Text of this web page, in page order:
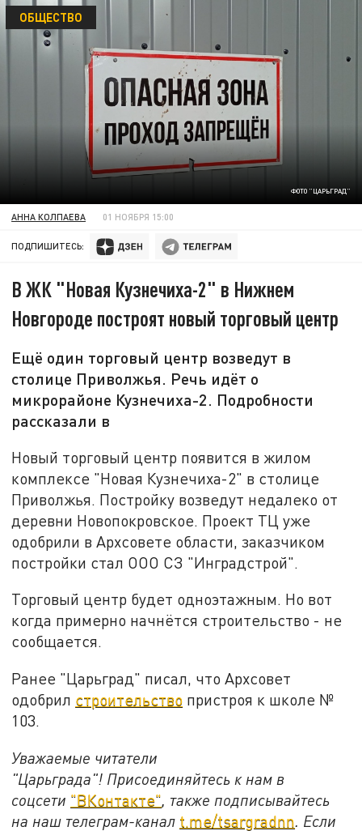
ФОТО "ЦАРЬГРАД"
ОБЩЕСТВО
АННА КОЛПАЕВА 01 НОЯБРЯ 15:00
ПОДПИШИТЕСЬ:
В ЖК "Новая Кузнечиха-2" в Нижнем
Новгороде построят новый торговый центр
Ещё один торговый центр возведут в
столице Приволжья. Речь идёт о
микрорайоне Кузнечиха-2. Подробности
рассказали в
Новый торговый центр появится в жилом
комплексе "Новая Кузнечиха-2" в столице
Приволжья. Постройку возведут недалеко от
деревни Новопокровское. Проект ТЦ уже
одобрили в Архсовете области, заказчиком
постройки стал ООО СЗ "Инградстрой".
Торговый центр будет одноэтажным. Но вот
когда примерно начнётся строительство - не
сообщается.
Ранее "Царьград" писал, что Архсовет
одобрил строительство пристроя к школе №
103.
Уважаемые читатели
"Царьграда"! Присоединяйтесь к нам в
соцсети "ВКонтакте", также подписывайтесь
на наш телеграм-канал t.me/tsargradnn. Если